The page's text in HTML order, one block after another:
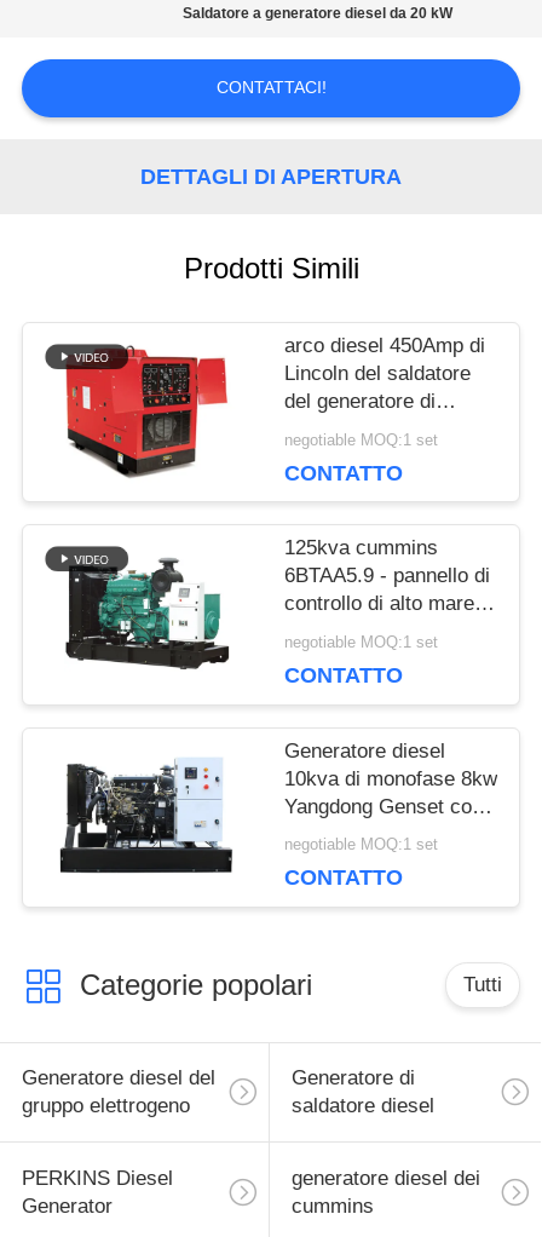
CITAZIONE
SITO
PRIVACY
POLICY
Saldatore a generatore diesel da 20 kW
CONTATTACI!
DETTAGLI DI APERTURA
Prodotti Simili
arco diesel 450Amp di
Lincoln del saldatore
del generatore di
Genset dell'unità della
motore di 400Amp
negotiable MOQ:1 set
CONTATTO
125kva cummins
6BTAA5.9 - pannello di
controllo di alto mare
diesel di prezzi 100kw
Genset del motore G2
negotiable MOQ:1 set
CONTATTO
Generatore diesel
10kva di monofase 8kw
Yangdong Genset con
il motore 220Volt di
negotiable MOQ:1 set
CONTATTO
Categorie popolari Tutti
Generatore diesel del
gruppo elettrogeno
Generatore di
saldatore diesel
PERKINS Diesel
Generator
generatore diesel dei
cummins